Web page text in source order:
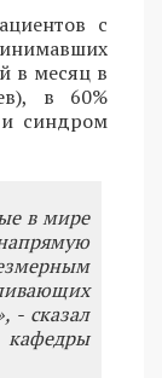
с
в месяц в
в 60%
и синдром
в мире
- сказал